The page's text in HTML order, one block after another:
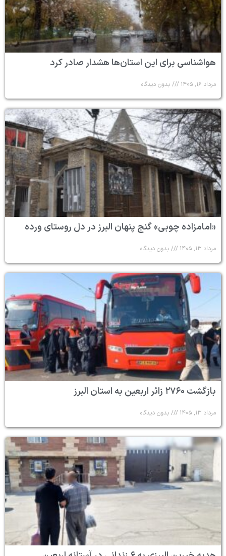
هواشناسی برای این استان‌ها هشدار صادر کرد
مرداد ۱۶, ۱۴۰۵ بدون دیدگاه
«امامزاده چوبی» گنج پنهان البرز در دل روستای ورده
مرداد ۱۳, ۱۴۰۵ بدون دیدگاه
بازگشت ۲۷۶۰ زائر اربعین به استان البرز
مرداد ۱۳, ۱۴۰۵ بدون دیدگاه